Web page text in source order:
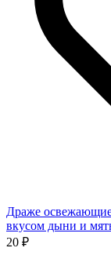
Драже
вкусом дыни и
20 ₽